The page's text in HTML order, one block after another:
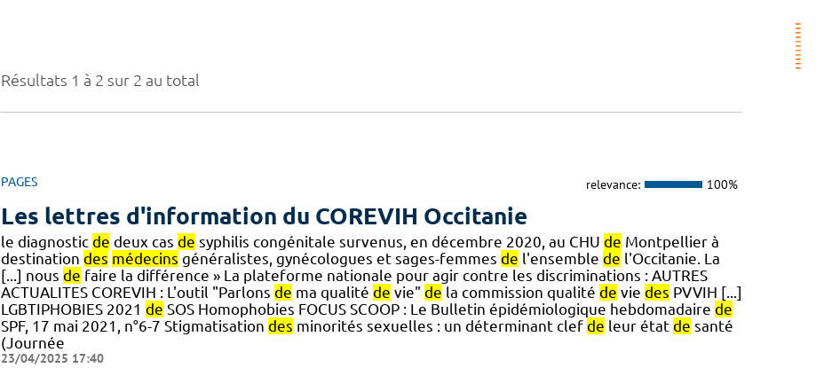
Résultats 1 à 2 sur 2 au total
PAGES relevance: 100%
Les lettres d'information du COREVIH Occitanie
le diagnostic de deux cas de syphilis congénitale survenus, en décembre 2020, au CHU de Montpellier à
destination des médecins généralistes, gynécologues et sages-femmes de l'ensemble de l'Occitanie. La
[...] nous de faire la différence » La plateforme nationale pour agir contre les discriminations : AUTRES
ACTUALITES COREVIH : L'outil "Parlons de ma qualité de vie" de la commission qualité de vie des PVVIH [...]
LGBTIPHOBIES 2021 de SOS Homophobies FOCUS SCOOP : Le Bulletin épidémiologique hebdomadaire de
SPF, 17 mai 2021, n°6-7 Stigmatisation des minorités sexuelles : un déterminant clef de leur état de santé
(Journée
23/04/2025 17:40